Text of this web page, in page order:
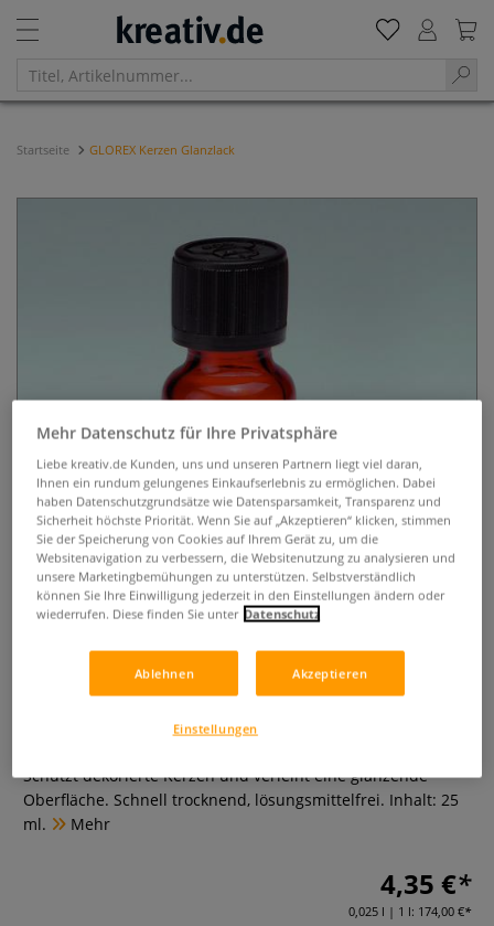
Startseite GLOREX Kerzen Glanzlack
GLOREX Kerzen Glanzlack
0 Bewertungen
Schützt dekorierte Kerzen und verleiht eine glänzende
Oberfläche. Schnell trocknend, lösungsmittelfrei. Inhalt: 25
ml.
Mehr
4,35 €
0,025 l | 1 l: 174,00 €
Mehr Datenschutz für Ihre Privatsphäre
Liebe kreativ.de Kunden, uns und unseren Partnern liegt viel daran,
Ihnen ein rundum gelungenes Einkaufserlebnis zu ermöglichen. Dabei
haben Datenschutzgrundsätze wie Datensparsamkeit, Transparenz und
Sicherheit höchste Priorität. Wenn Sie auf „Akzeptieren“ klicken, stimmen
Sie der Speicherung von Cookies auf Ihrem Gerät zu, um die
Websitenavigation zu verbessern, die Websitenutzung zu analysieren und
unsere Marketingbemühungen zu unterstützen. Selbstverständlich
können Sie Ihre Einwilligung jederzeit in den Einstellungen ändern oder
wiederrufen. Diese finden Sie unter Datenschutz
Ablehnen Akzeptieren
Einstellungen